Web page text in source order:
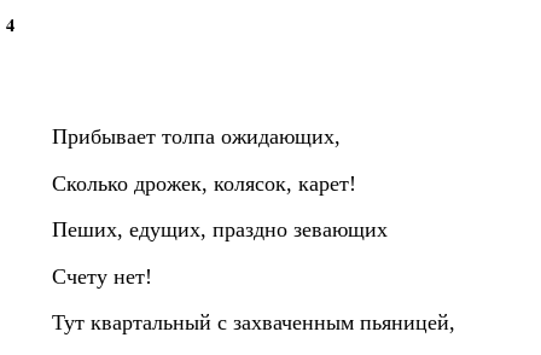
4
Прибывает толпа ожидающих,
Сколько дрожек, колясок, карет!
Пеших, едущих, праздно зевающих
Счету нет!
Тут квартальный с захваченным пьяницей,